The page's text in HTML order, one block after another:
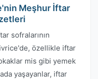
Meşhur İftar
sofralarının
özellikle iftar
mis gibi yemek
yaşayanlar, iftar